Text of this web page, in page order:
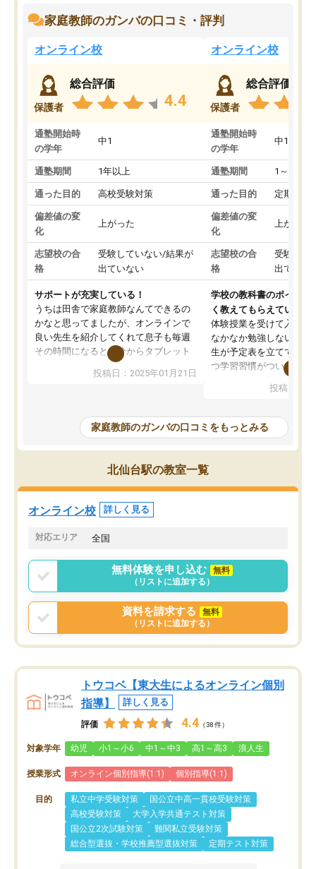
家庭教師のガンバの口コミ・評判
オンライン校
保護者
総合評価
4.4
通塾開始時
の学年
中1
通塾期間 1年以上
通った目的 高校受験対策
偏差値の変
化
上がった
志望校の合
格
受験していない/結果が
出ていない
サポートが充実している！
うちは田舎で家庭教師なんてできるの
かなと思ってましたが、オンラインで
良い先生を紹介してくれて息子も毎週
その時間になると自分からタブレット
を開いてzoomを繋げるようになりまし
た！5科目なんでもOKなのもとても気
めて1年ほどだった今では平均点以上の
科目が増えてきました！あと1年受験ま
であるので無料の週末教室を使用しな
がら頑張って欲しいと思います！
投稿日：2025年01月21日
オンライン校
保護者
総合評価
通塾開始時
の学年
中1
通塾期間 1～3ヵ月
通った目的 定期テス
偏差値の変
化
上がった
志望校の合
格
受験して
出ていな
学校の教科書のポイント
く教えてもらえている
体験授業を受けて入塾し
なかなか勉強しない息子
生が予定表を立ててくれ
つ学習習慣がついてきま
指導が無い日も予定表
問できるのでとても助か
投稿日：
家庭教師のガンバの口コミをもっとみる
北仙台駅の教室一覧
オンライン校 詳しく見る
対応エリア 全国
無料体験を申し込む
無料
（リストに追加する）
資料を請求する
無料
（リストに追加する）
トウコベ【東大生によるオンライン個別
指導】
詳しく見る
評価 4.4 （38件）
対象学年 幼児 小1～小6 中1～中3 高1～高3 浪人生
授業形式 オンライン個別指導(1:1) 個別指導(1:1)
目的 私立中学受験対策
国公立中高一貫校受験対策
高校受験対策
大学入学共通テスト対策
国公立2次試験対策
難関私立受験対策
総合型選抜・学校推薦型選抜対策
定期テスト対策